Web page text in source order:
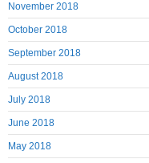
November 2018
October 2018
September 2018
August 2018
July 2018
June 2018
May 2018